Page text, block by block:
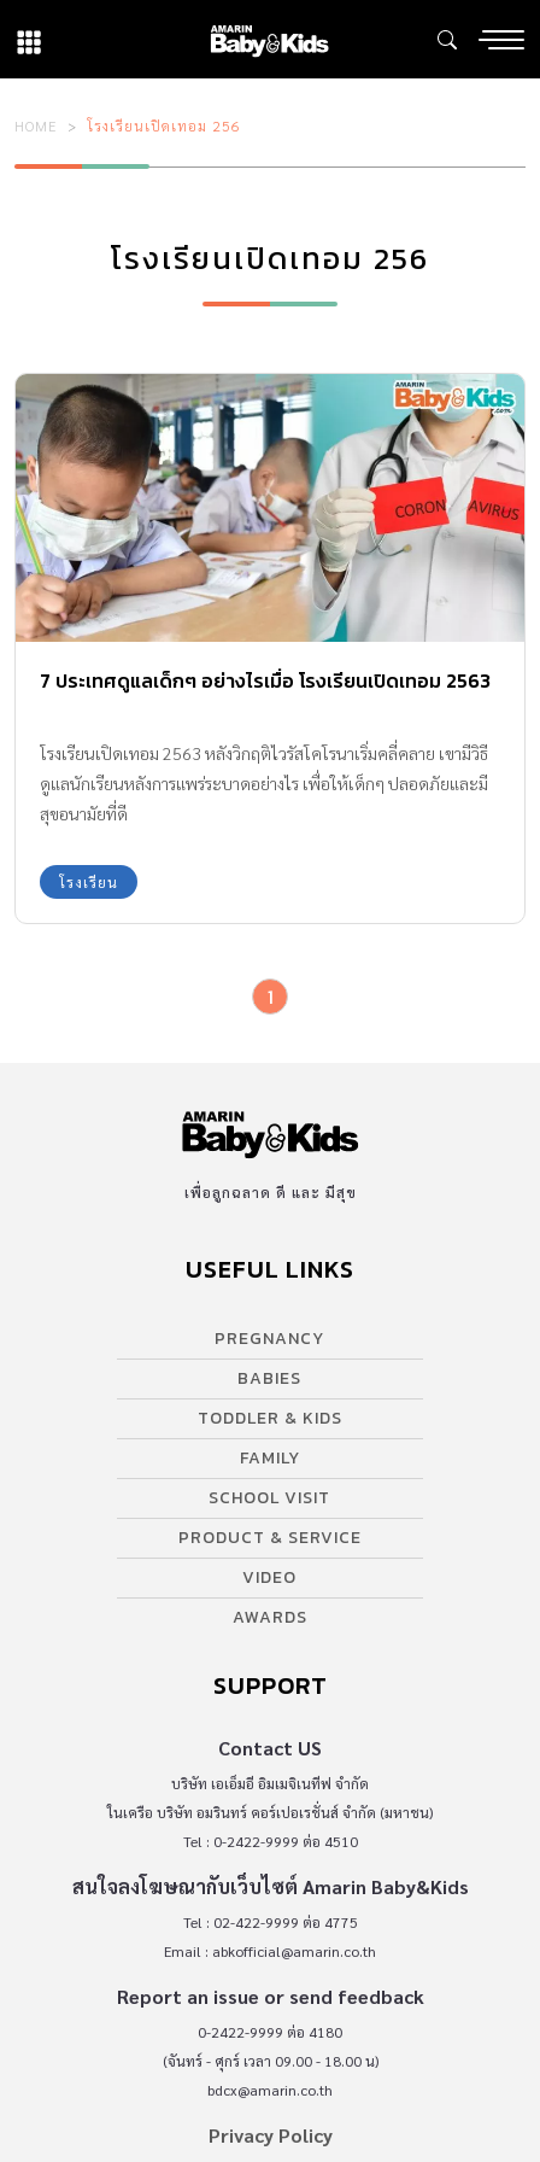
HOME โรงเรียนเปิดเทอม 256
โรงเรียนเปิดเทอม 256
7 ประเทศดูแลเด็กๆ อย่างไรเมื่อ โรงเรียนเปิดเทอม 2563
โรงเรียนเปิดเทอม 2563 หลังวิกฤติไวรัสโคโรนาเริ่มคลี่คลาย เขามีวิธี
ดูแลนักเรียนหลังการแพร่ระบาดอย่างไร เพื่อให้เด็กๆ ปลอดภัยและมี
สุขอนามัยที่ดี
โรงเรียน
1
เพื่อลูกฉลาด ดี และ มีสุข
USEFUL LINKS
PREGNANCY
BABIES
TODDLER & KIDS
FAMILY
SCHOOL VISIT
PRODUCT & SERVICE
VIDEO
AWARDS
SUPPORT
Contact US
บริษัท เอเอ็มอี อิมเมจิเนทีฟ จำกัด
ในเครือ บริษัท อมรินทร์ คอร์เปอเรชั่นส์ จำกัด (มหาชน)
Tel : 0-2422-9999 ต่อ 4510
สนใจลงโฆษณากับเว็บไซต์ Amarin Baby&Kids
Tel : 02-422-9999 ต่อ 4775
Email : abkofficial@amarin.co.th
Report an issue or send feedback
0-2422-9999 ต่อ 4180
(จันทร์ - ศุกร์ เวลา 09.00 - 18.00 น)
bdcx@amarin.co.th
Privacy Policy